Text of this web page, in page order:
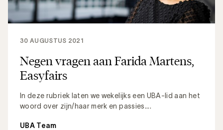
Negen vragen aan Farida Martens,
Easyfairs
In deze rubriek laten we wekelijks een UBA-lid aan het
woord over zijn/haar merk en passies....
30 AUGUSTUS 2021
UBA Team